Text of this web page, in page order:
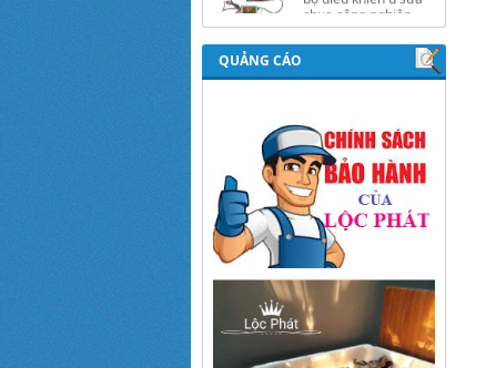
Hướng dẫn sử dụng
bộ điều khiển độ ẩm
gold, nhiệt độ và ánh
Phát
QUẢNG CÁO